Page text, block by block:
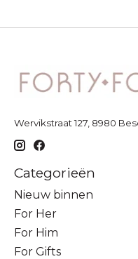
Wervikstraat 127, 8980
Categorieën
Nieuw binnen
For Her
For Him
For Gifts